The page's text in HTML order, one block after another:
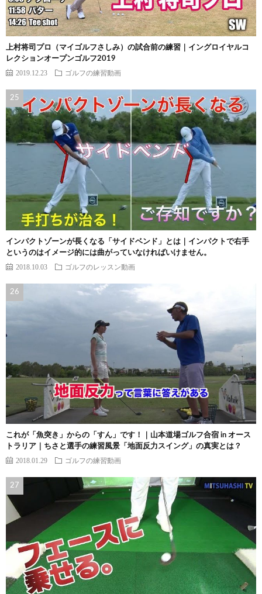
上村将司プロ（マイゴルフさしみ）の試合前の練習｜イングロイヤルコ
レクションオープンゴルフ2019
2019.12.23 ゴルフの練習動画
インパクトゾーンが長くなる「サイドベンド」とは｜インパクトで右手
というのはイメージ的には曲がっていなければいけません。
2018.10.03 ゴルフのレッスン動画
これが「魚突き」からの「すん」です！｜山本道場ゴルフ合宿 in オース
トラリア｜ちさと選手の練習風景「地面反力スイング」の真実とは？
2018.01.29 ゴルフの練習動画